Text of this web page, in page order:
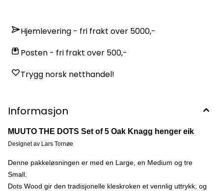
Hjemlevering - fri frakt over 5000,-
Posten - fri frakt over 500,-
Trygg norsk netthandel!
Informasjon
MUUTO THE DOTS Set of 5 Oak Knagg henger eik
Designet av Lars Tornøe
Denne pakkeløsningen er med en Large, en Medium og tre
Small.
Dots Wood gir den tradisjonelle kleskroken et vennlig uttrykk, og